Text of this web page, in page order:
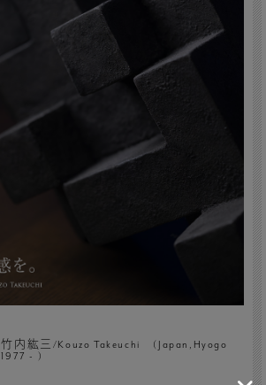
竹内紘三/Kouzo Takeuchi (Japan,Hyogo
1977 - )